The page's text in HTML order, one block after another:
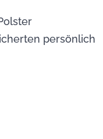
persönlich